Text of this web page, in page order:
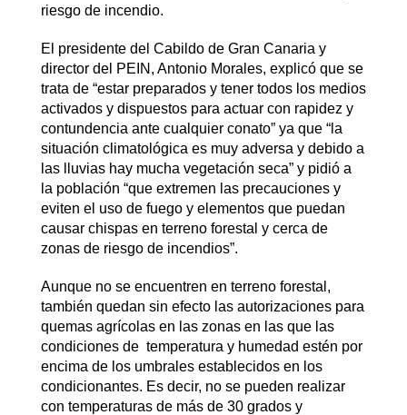
riesgo de incendio.
El presidente del Cabildo de Gran Canaria y
director del PEIN, Antonio Morales, explicó que se
trata de “estar preparados y tener todos los medios
activados y dispuestos para actuar con rapidez y
contundencia ante cualquier conato” ya que “la
situación climatológica es muy adversa y debido a
las lluvias hay mucha vegetación seca” y pidió a
la población “que extremen las precauciones y
eviten el uso de fuego y elementos que puedan
causar chispas en terreno forestal y cerca de
zonas de riesgo de incendios”.
Aunque no se encuentren en terreno forestal,
también quedan sin efecto las autorizaciones para
quemas agrícolas en las zonas en las que las
condiciones de temperatura y humedad estén por
encima de los umbrales establecidos en los
condicionantes. Es decir, no se pueden realizar
con temperaturas de más de 30 grados y